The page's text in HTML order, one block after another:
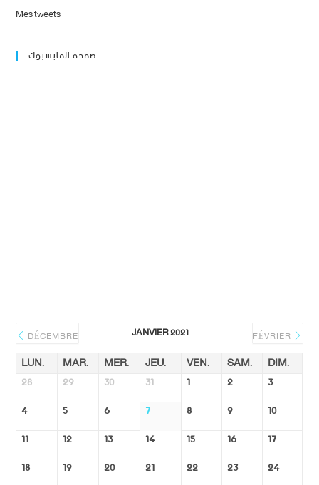
Mes tweets
صفحة الفايسبوك
DÉCEMBRE JANVIER 2021 FÉVRIER
LUN. MAR. MER. JEU. VEN. SAM. DIM.
28 29 30 31 1 2
3
4
5 6 7 8 9
10
11
12 13 14 15 16
17
18
19 20 21 22 23 24